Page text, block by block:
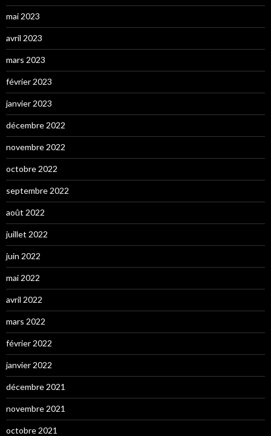
mai 2023
avril 2023
mars 2023
février 2023
janvier 2023
décembre 2022
novembre 2022
octobre 2022
septembre 2022
août 2022
juillet 2022
juin 2022
mai 2022
avril 2022
mars 2022
février 2022
janvier 2022
décembre 2021
novembre 2021
octobre 2021